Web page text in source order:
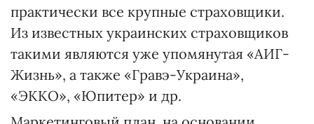
практически все крупные страховщики.
Из известных украинских страховщиков
такими являются уже упомянутая «АИГ-
Жизнь», а также «Гравэ-Украина»,
«ЭККО», «Юпитер» и др.